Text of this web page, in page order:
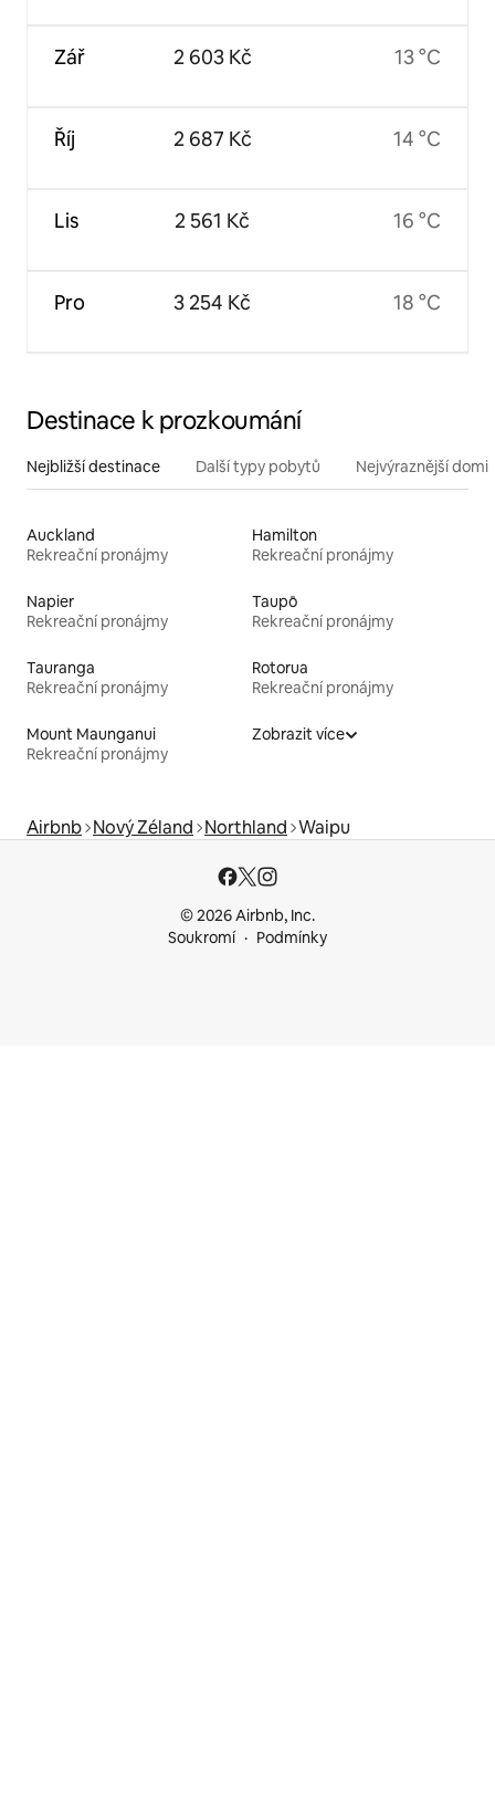
Zář
Říj
Lis
Pro
2 603 Kč
2 687 Kč
2 561 Kč
3 254 Kč
13 °C
14 °C
16 °C
18 °C
Destinace k prozkoumání
Nejbližší destinace Další typy pobytů Nejvýraznější
Auckland
Rekreační pronájmy
Hamilton
Rekreační pronájmy
Napier
Rekreační pronájmy
Taupō
Rekreační pronájmy
Tauranga
Rekreační pronájmy
Rotorua
Rekreační pronájmy
Mount Maunganui
Rekreační pronájmy
Zobrazit více
Airbnb Nový Zéland Northland Waipu
© 2026 Airbnb, Inc.
Soukromí
Podmínky